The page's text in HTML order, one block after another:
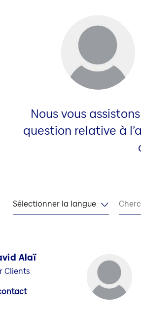
Nous vous
question relative à
Sélectionner la langue
Alaï
Clients